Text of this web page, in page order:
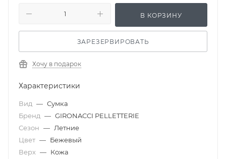
В КОРЗИНУ
ЗАРЕЗЕРВИРОВАТЬ
Хочу в подарок
Характеристики
Вид — Сумка
Бренд — GIRONACCI PELLETTERIE
Сезон — Летние
Цвет — Бежевый
Верх — Кожа